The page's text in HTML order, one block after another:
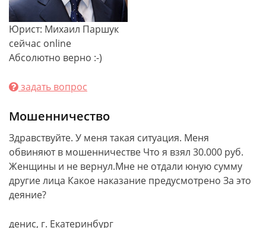
Юрист: Михаил Паршук
сейчас online
Абсолютно верно :-)
задать вопрос
Мошенничество
Здравствуйте. У меня такая ситуация. Меня
обвиняют в мошенничестве Что я взял 30.000 руб.
Женщины и не вернул.Мне не отдали юную сумму
другие лица Какое наказание предусмотрено За это
деяние?
денис, г. Екатеринбург